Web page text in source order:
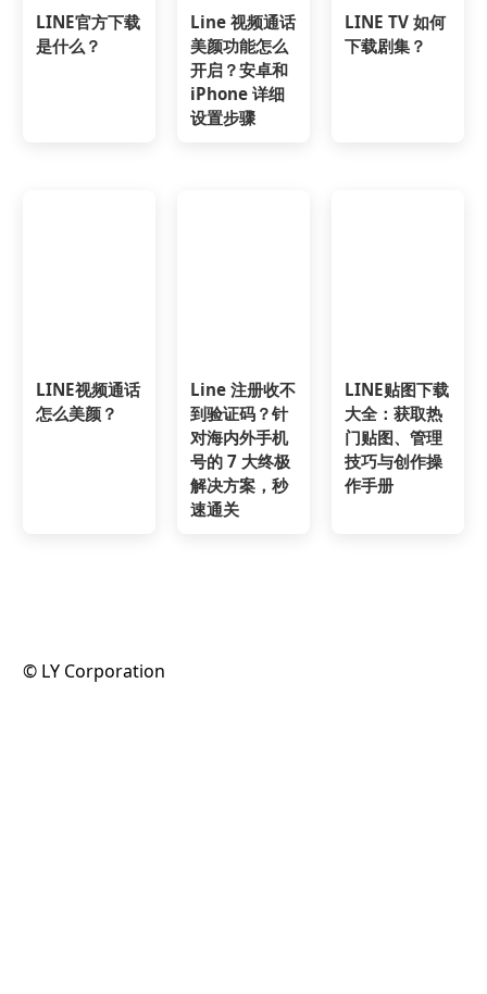
LINE官方下载
是什么？
Line 视频通话
美颜功能怎么
开启？安卓和
iPhone 详细
设置步骤
LINE TV 如何
下载剧集？
LINE视频通话
怎么美颜？
Line 注册收不
到验证码？针
对海内外手机
号的 7 大终极
解决方案，秒
速通关
LINE贴图下载
大全：获取热
门贴图、管理
技巧与创作操
作手册
©️ LY Corporation